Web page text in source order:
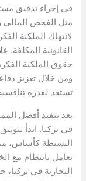
في إجراء تدقيق
مثل الفحص المالي
لانتهاك الملكية
القانونية
حقوق الملكية
ومن خلال تعزيز
تستعد لقدرة
يعد تنفيذ أفضل
في تركيا. ابدأ
البسيطة كأساس،
تعامل بانتظام مع
التجارية في